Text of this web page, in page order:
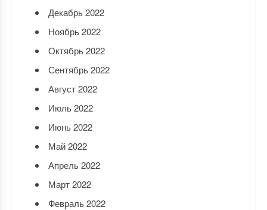
Декабрь 2022
Ноябрь 2022
Октябрь 2022
Сентябрь 2022
Август 2022
Июль 2022
Июнь 2022
Май 2022
Апрель 2022
Март 2022
Февраль 2022